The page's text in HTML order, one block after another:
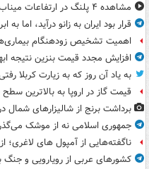
مشاهده ۴ پلنگ در ارتفاعات میناب
قرار بود ایران به زانو درآید، اما
اهمیت تشخیص زودهنگام
افزایش مجدد قیمت بنزین نتیجه
به یاد آن روز که به زیارت کربلا
قیمت گاز در اروپا به بالاترین سطح خود از
برداشت برنج از شالیزارهای شمال
جمهوری اسلامی نه از موشک
ناگفته‌هایی از آمپول های لاغری؛
کشورهای عربی از رویارویی و جنگ